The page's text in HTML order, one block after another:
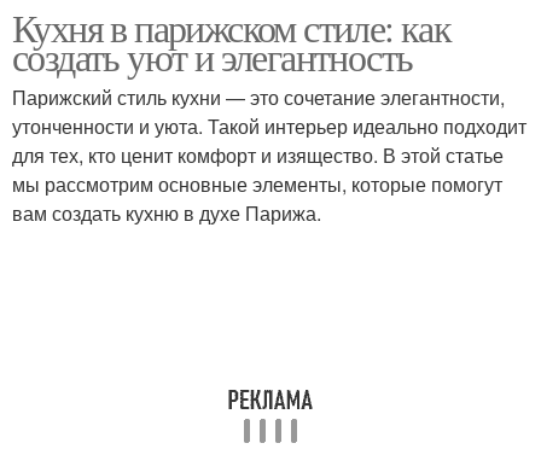
Кухня в парижском стиле: как
создать уют и элегантность
Парижский стиль кухни — это сочетание элегантности,
утонченности и уюта. Такой интерьер идеально подходит
для тех, кто ценит комфорт и изящество. В этой статье
мы рассмотрим основные элементы, которые помогут
вам создать кухню в духе Парижа.